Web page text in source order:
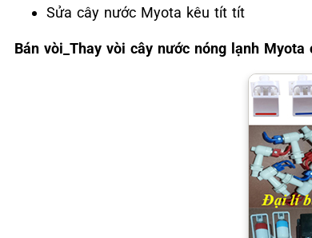
Sửa cây nước Myota kêu tít tít
Bán vòi_Thay vòi cây nước nóng lạnh